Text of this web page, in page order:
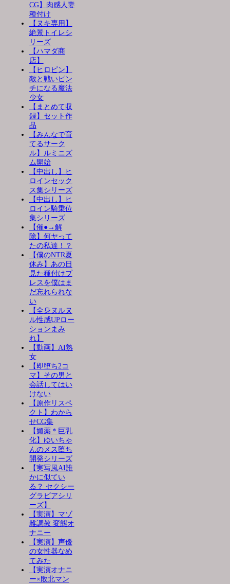
CG】肉感人妻
種付け
【ヌキ専用】
絶景トイレシ
リーズ
【ハマダ商
店】
【ヒロピン】
敵と戦いピン
チになる魔法
少女
【まとめて収
録】セット作
品
【みんなで育
てるサーク
ル】ルミニズ
ム開始
【中出し】ヒ
ロインセック
ス集シリーズ
【中出し】ヒ
ロイン騎乗位
集シリーズ
【催●→解
除】何ヤって
たの私達！？
【僕のNTR夏
休み】あの日
見た種付けプ
レスを僕はま
だ忘れられな
い
【全身ヌルヌ
ル性感UPロー
ションまみ
れ】
【動画】AI熟
女
【即堕ち2コ
マ】その男と
会話してはい
けない
【原作リスペ
クト】わから
せCG集
【媚薬＊巨乳
化】ゆいちゃ
んのメス堕ち
開発シリーズ
【実写風AI誰
かに似てい
る？ セクシー
グラビアシリ
ーズ】
【実演】マゾ
雌調教 変態オ
ナニー
【実演】声優
の女性器なめ
てみた
【実演オナニ
ー×敗北マン